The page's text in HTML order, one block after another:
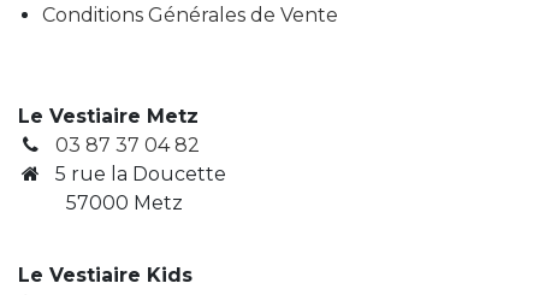
Conditions Générales de Vente
Le Vestiaire Metz
03 87 37 04 82
5 rue la Doucette
57000 Metz
Le Vestiaire Kids